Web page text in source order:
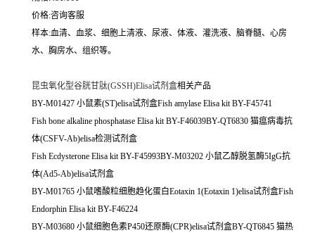
价格:咨询客服
样本:血清、血浆、细胞上清液、尿液、体液、灌洗液、脑脊髓、心房
水、胸房水、组织等。
昆虫氧化型谷胱甘肽(GSSH)Elisa试剂盒相关产品
BY-M01427 小鼠素(ST)elisa试剂盒Fish amylase Elisa kit BY-F45741
Fish bone alkaline phosphatase Elisa kit BY-F46039BY-QT6830 猫瘟病毒抗
体(CSFV-Ab)elisa检测试剂盒
Fish Ecdysterone Elisa kit BY-F45993BY-M03202 小鼠乙醇脱氢酶5IgG抗
体(Ad5-Ab)elisa试剂盒
BY-M01765 小鼠嗜酸粒细胞趋化蛋白Eotaxin 1(Eotaxin 1)elisa试剂盒Fish
Endorphin Elisa kit BY-F46224
BY-M03680 小鼠细胞色素P450还原酶(CPR)elisa试剂盒BY-QT6845 猫热